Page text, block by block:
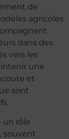
de
agricoles
dans des
vers les
une
et
sont
un rôle
souvent